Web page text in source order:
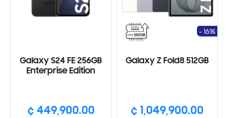
Galaxy S24 FE 256GB
Enterprise Edition
¢ 449,900.00
Galaxy Z Fold8 512GB
¢ 1,049,900.00
- 16%